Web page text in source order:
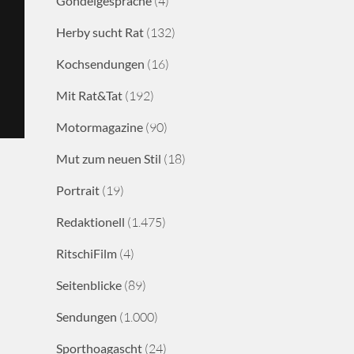
Herby sucht Rat (132)
Kochsendungen (16)
Mit Rat&Tat (192)
Motormagazine (90)
Mut zum neuen Stil (18)
Portrait (19)
Redaktionell (1.475)
RitschiFilm (4)
Seitenblicke (89)
Sendungen (1.000)
Sporthoagascht (24)